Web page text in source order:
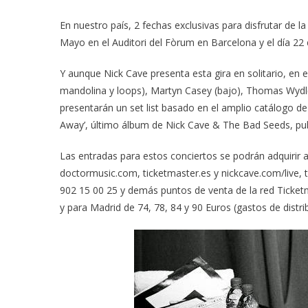
En nuestro país, 2 fechas exclusivas para disfrutar de
Mayo en el Auditori del Fòrum en Barcelona y el día
Y aunque Nick Cave presenta esta gira en solitario, en
mandolina y loops), Martyn Casey (bajo), Thomas
presentarán un set list basado en el amplio catálogo
Away’, último álbum de Nick Cave & The Bad Seeds,
Las entradas para estos conciertos se podrán adquirir
doctormusic.com, ticketmaster.es y nickcave.com/
902 15 00 25 y demás puntos de venta de la red
y para Madrid de 74, 78, 84 y 90 Euros (gastos de